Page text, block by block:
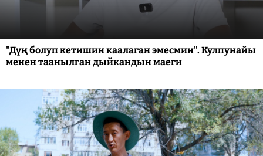
"Дүң болуп кетишин каалаган эмесмин". Кулпунайы
менен таанылган дыйкандын маеги